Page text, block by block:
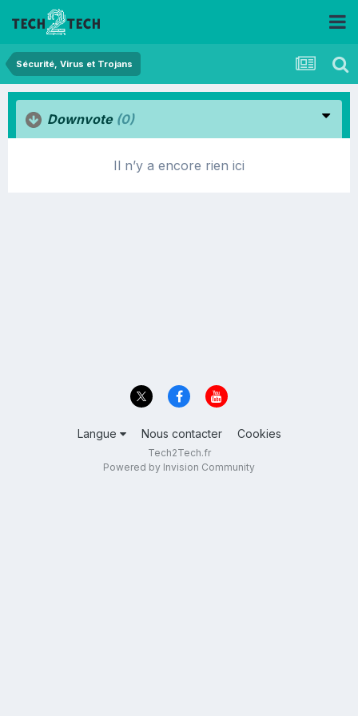
Sécurité, Virus et Trojans
Downvote (0)
Il n’y a encore rien ici
Langue Nous contacter Cookies
Tech2Tech.fr
Powered by Invision Community